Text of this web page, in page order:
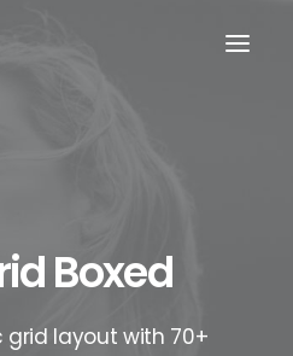
Boxed
grid layout with 70+